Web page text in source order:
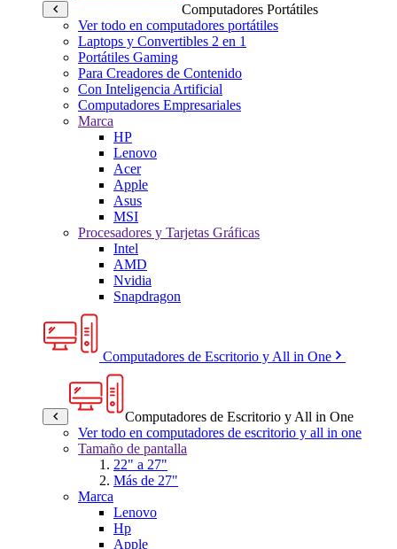
Computadores Portátiles
Ver todo en computadores portátiles
Laptops y Convertibles 2 en 1
Portátiles Gaming
Para Creadores de Contenido
Con Inteligencia Artificial
Computadores Empresariales
Marca
HP
Lenovo
Acer
Apple
Asus
MSI
Procesadores y Tarjetas Gráficas
Intel
AMD
Nvidia
Snapdragon
Computadores de Escritorio y All in One
Computadores de Escritorio y All in One
Ver todo en computadores de escritorio y all in one
Tamaño de pantalla
22" a 27"
Más de 27"
Marca
Lenovo
Hp
Apple